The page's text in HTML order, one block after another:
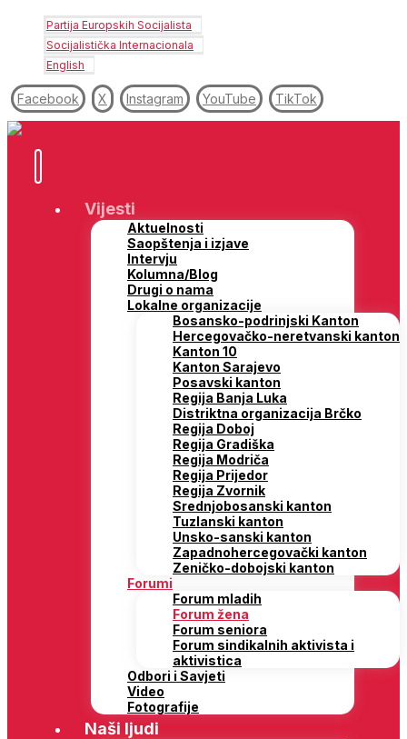
Partija Europskih Socijalista
Socijalistička Internacionala
English
Facebook X Instagram YouTube TikTok
Vijesti
Aktuelnosti
Saopštenja i izjave
Intervju
Kolumna/Blog
Drugi o nama
Lokalne organizacije
Bosansko-podrinjski Kanton
Hercegovačko-neretvanski kanton
Kanton 10
Kanton Sarajevo
Posavski kanton
Regija Banja Luka
Distriktna organizacija Brčko
Regija Doboj
Regija Gradiška
Regija Modriča
Regija Prijedor
Regija Zvornik
Srednjobosanski kanton
Tuzlanski kanton
Unsko-sanski kanton
Zapadnohercegovački kanton
Zeničko-dobojski kanton
Forumi
Forum mladih
Forum žena
Forum seniora
Forum sindikalnih aktivista i
aktivistica
Odbori i Savjeti
Video
Fotografije
Naši ljudi